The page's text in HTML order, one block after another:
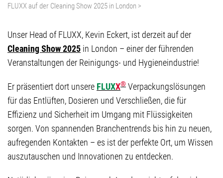
FLUXX auf der Cleaning Show 2025 in London >
Unser Head of FLUXX, Kevin Eckert, ist derzeit auf der
Cleaning Show 2025 in London – einer der führenden
Veranstaltungen der Reinigungs- und Hygieneindustrie!
Er präsentiert dort unsere FLUXX® Verpackungslösungen
für das Entlüften, Dosieren und Verschließen, die für
Effizienz und Sicherheit im Umgang mit Flüssigkeiten
sorgen. Von spannenden Branchentrends bis hin zu neuen,
aufregenden Kontakten – es ist der perfekte Ort, um Wissen
auszutauschen und Innovationen zu entdecken.